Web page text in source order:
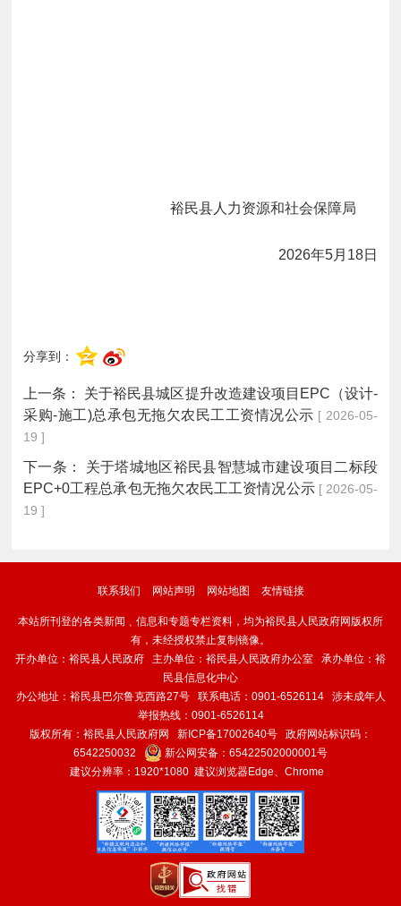
裕民县人力资源和社会保障局
2026年5月 18日
分享到：
上一条：
关于裕民县城区提升改造建设项目EPC（设计-
采购-施工)总承包无拖欠农民工工资情况公示 [ 2026-05-
19 ]
下一条：
关于塔城地区裕民县智慧城市建设项目二标段
EPC+0工程总承包无拖欠农民工工资情况公示 [ 2026-05-
19 ]
联系我们 网站声明 网站地图 友情链接
本站所刊登的各类新闻﹑信息和专题专栏资料，均为裕民县人民政府网版权所
有，未经授权禁止复制镜像。
开办单位：裕民县人民政府 主办单位：裕民县人民政府办公室 承办单位：裕
民县信息化中心
办公地址：裕民县巴尔鲁克西路27号 联系电话：0901-6526114 涉未成年人
举报热线：0901-6526114
版权所有：裕民县人民政府网 新ICP备17002640号 政府网站标识码：
6542250032
新公网安备： 65422502000001号
建议分辨率：1920*1080 建议浏览器Edge、Chrome